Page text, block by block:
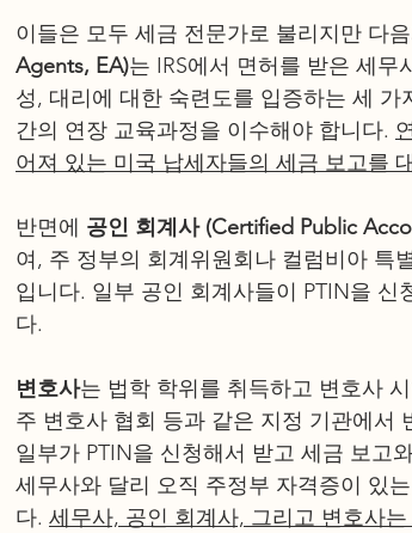
이들은 모두 세금 전문가로 불리지만 다
Agents, EA)는 IRS에서 면허를 받은 세
성, 대리에 대한 숙련도를 입증하는 세 가
간의 연장 교육과정을 이수해야 합니다.
어져 있는 미국 납세자들의 세금 보고를
반면에 공인 회계사 (Certified Public
여, 주 정부의 회계위원회나 컬럼비아
입니다. 일부 공인 회계사들이 PTIN을
다.
변호사는 법학 학위를 취득하고 변호사
주 변호사 협회 등과 같은 지정 기관에서
일부가 PTIN을 신청해서 받고 세금 보고
세무사와 달리 오직 주정부 자격증이 있
다. 세무사, 공인 회계사, 그리고 변호사